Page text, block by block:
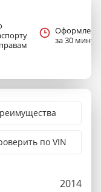
за 30 минут
по VIN
2014